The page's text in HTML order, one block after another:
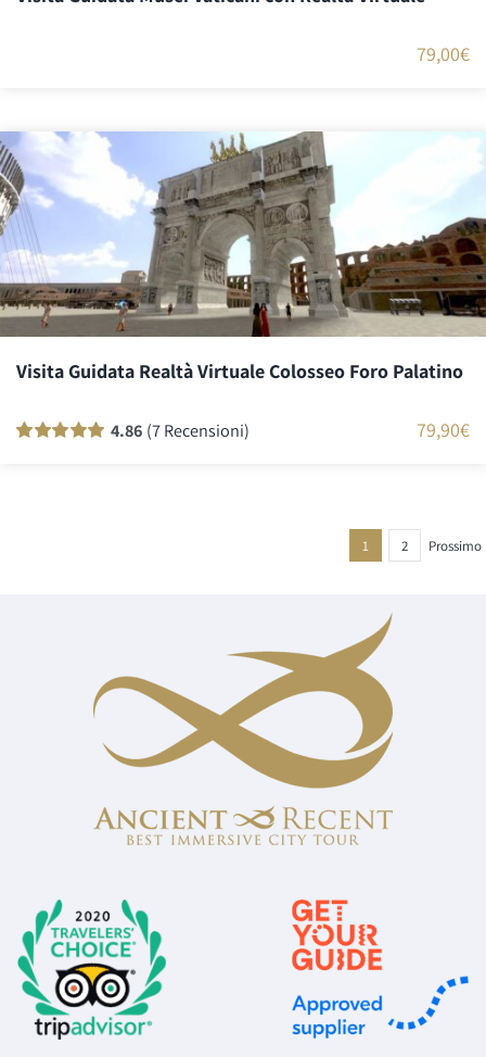
79,00€
Visita Guidata Realtà Virtuale Colosseo Foro Palatino
4.86 (7 Recensioni) 79,90€
1 2 Prossimo